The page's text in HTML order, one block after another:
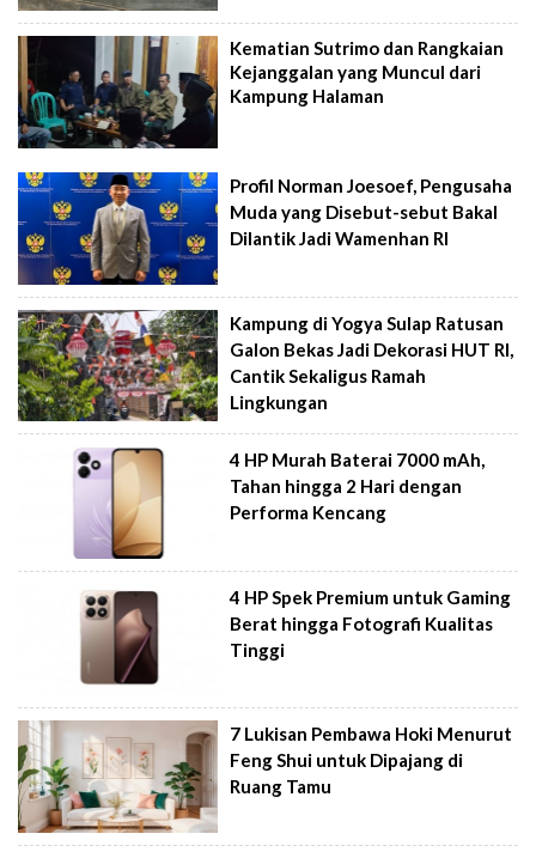
Kematian Sutrimo dan Rangkaian
Kejanggalan yang Muncul dari
Kampung Halaman
Profil Norman Joesoef, Pengusaha
Muda yang Disebut-sebut Bakal
Dilantik Jadi Wamenhan RI
Kampung di Yogya Sulap Ratusan
Galon Bekas Jadi Dekorasi HUT RI,
Cantik Sekaligus Ramah
Lingkungan
4 HP Murah Baterai 7000 mAh,
Tahan hingga 2 Hari dengan
Performa Kencang
4 HP Spek Premium untuk Gaming
Berat hingga Fotografi Kualitas
Tinggi
7 Lukisan Pembawa Hoki Menurut
Feng Shui untuk Dipajang di
Ruang Tamu